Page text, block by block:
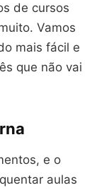
de cursos
Vamos
mais fácil e
que não vai
e o
aulas